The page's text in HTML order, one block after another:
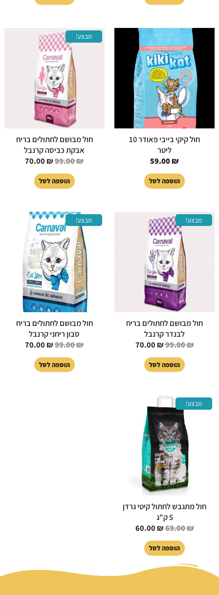
חול קיקי בייבי פאודר 10
ליטר
59.00₪
הוספה לסל
מבצע!
חול מבושם לחתולים בריח
אבקת כביסה קרנבל
99.00₪
המחיר
המקורי
היה:
99.00 ₪.
70.00 ₪
הוספה לסל
מבצע!
חול מבושם לחתולים בריח
לבנדר קרנבל
99.00₪
המחיר
המקורי
היה:
99.00 ₪.
70.00 ₪
הוספה לסל
מבצע!
חול מבושם לחתולים בריח
סבון ריחני קרנבל
99.00₪
המחיר
המקורי
היה:
99.00 ₪.
70.00 ₪
הוספה לסל
מבצע!
חול מתגבש לחתול קיטי גרדן
5 ק"ג
69.00₪
המחיר
המקורי
היה:
69.00 ₪.
60.00 ₪
הוספה לסל